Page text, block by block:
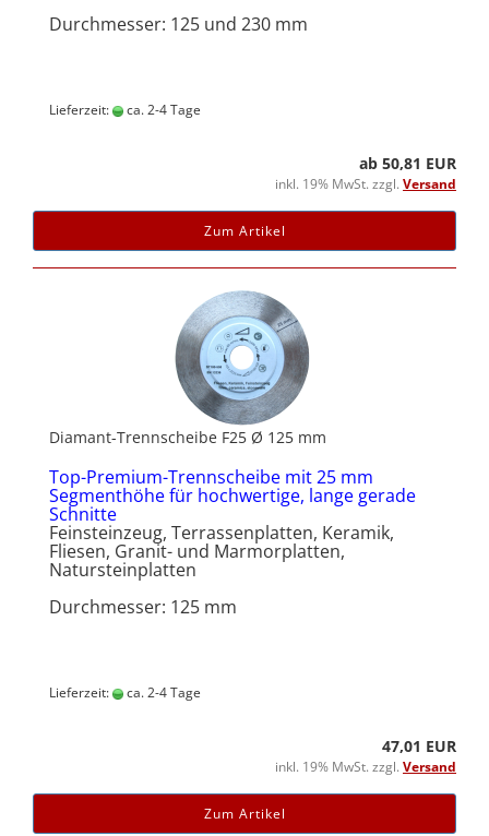
Durchmesser: 125 und 230 mm
Lieferzeit: ca. 2-4 Tage
ab 50,81 EUR
inkl. 19% MwSt. zzgl. Versand
Zum Artikel
Diamant-Trennscheibe F25 Ø 125 mm
Top-Premium-Trennscheibe mit 25 mm
Segmenthöhe für hochwertige, lange gerade
Schnitte
Feinsteinzeug, Terrassenplatten, Keramik,
Fliesen, Granit- und Marmorplatten,
Natursteinplatten
Durchmesser: 125 mm
Lieferzeit: ca. 2-4 Tage
47,01 EUR
inkl. 19% MwSt. zzgl. Versand
Zum Artikel